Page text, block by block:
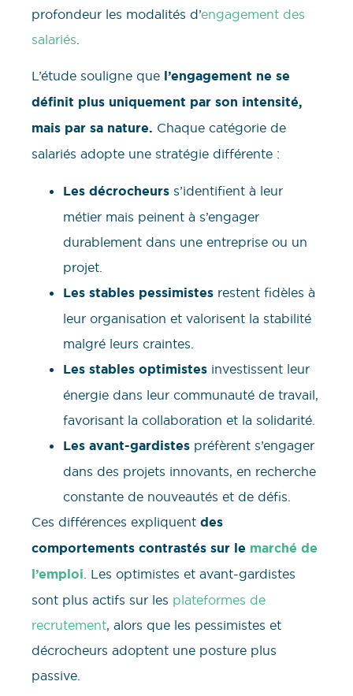
profondeur les modalités d’engagement des
salariés
L’étude souligne que l’engagement ne se
définit plus uniquement par son intensité,
mais par sa nature. Chaque catégorie de
salariés adopte une stratégie différente :
Les décrocheurs s’identifient à leur
métier mais peinent à s’engager
durablement dans une entreprise ou un
projet.
Les stables pessimistes restent fidèles à
leur organisation et valorisent la stabilité
malgré leurs craintes.
Les stables optimistes investissent leur
énergie dans leur communauté de travail,
favorisant la collaboration et la solidarité.
Les avant-gardistes préfèrent s’engager
dans des projets innovants, en recherche
constante de nouveautés et de défis.
Ces différences expliquent des
comportements contrastés sur le marché de
l’emploi . Les optimistes et avant-gardistes
sont plus actifs sur les plateformes de
recrutement, alors que les pessimistes et
décrocheurs adoptent une posture plus
passive.